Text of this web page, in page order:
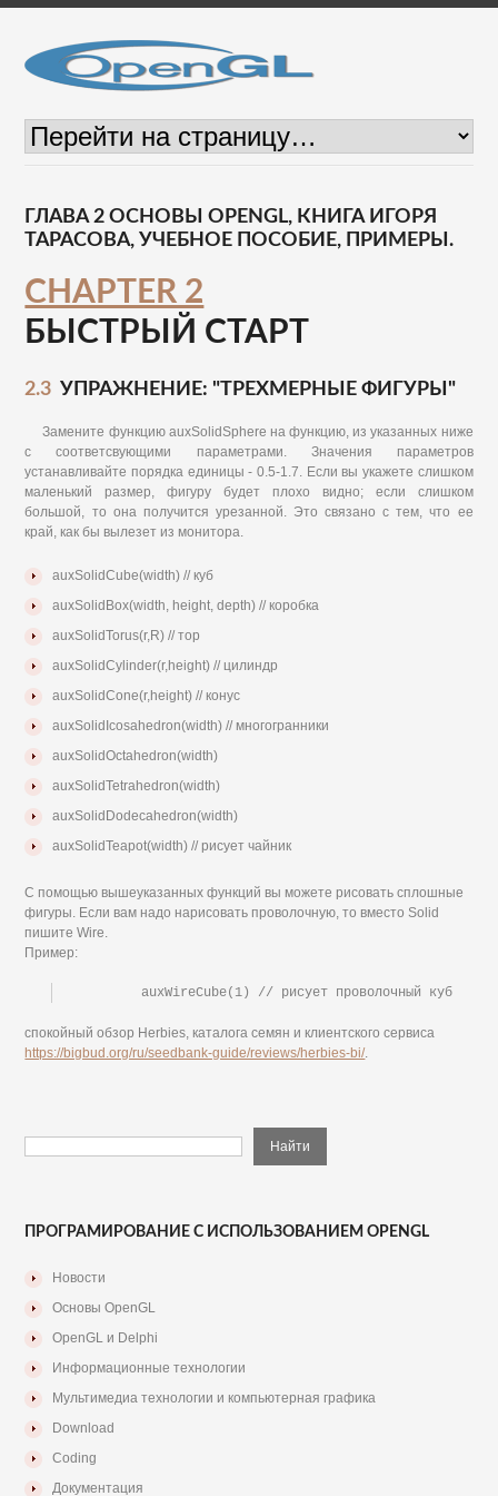
ГЛАВА 2 ОСНОВЫ OPENGL, КНИГА ИГОРЯ
ТАРАСОВА, УЧЕБНОЕ ПОСОБИЕ, ПРИМЕРЫ.
CHAPTER 2
БЫСТРЫЙ СТАРТ
2.3 УПРАЖНЕНИЕ: "ТРЕХМЕРНЫЕ ФИГУРЫ"
Замените функцию auxSolidSphere на функцию, из указанных ниже
с соответсвующими параметрами. Значения параметров
устанавливайте порядка единицы - 0.5-1.7. Если вы укажете слишком
маленький размер, фигуру будет плохо видно; если слишком
большой, то она получится урезанной. Это связано с тем, что ее
край, как бы вылезет из монитора.
auxSolidCube(width) // куб
auxSolidBox(width, height, depth) // коробка
auxSolidTorus(r,R) // тор
auxSolidCylinder(r,height) // цилиндр
auxSolidCone(r,height) // конус
auxSolidIcosahedron(width) // многогранники
auxSolidOctahedron(width)
auxSolidTetrahedron(width)
auxSolidDodecahedron(width)
auxSolidTeapot(width) // рисует чайник
С помощью вышеуказанных функций вы можете рисовать сплошные
фигуры. Если вам надо нарисовать проволочную, то вместо Solid
пишите Wire.
Пример:
спокойный обзор Herbies, каталога семян и клиентского сервиса
https://bigbud.org/ru/seedbank-guide/reviews/herbies-bi/.
ПРОГРАМИРОВАНИЕ С ИСПОЛЬЗОВАНИЕМ OPENGL
Новости
Основы OpenGL
OpenGL и Delphi
Информационные технологии
Мультимедиа технологии и компьютерная графика
Download
Coding
Документация